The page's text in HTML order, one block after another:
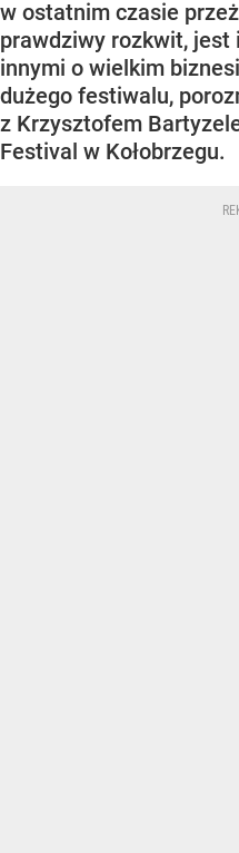
w ostatnim czasie
prawdziwy rozkwit,
innymi o wielkim
dużego festiwalu,
z Krzysztofem
Festival w Kołobrzegu.